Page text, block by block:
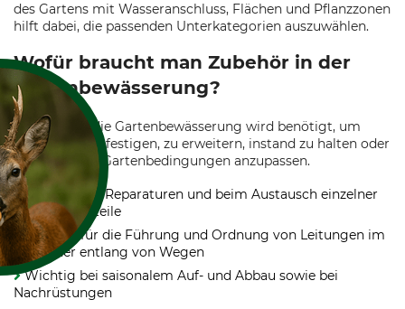
des Gartens mit Wasseranschluss, Flächen und Pflanzzonen
hilft dabei, die passenden Unterkategorien auszuwählen.
Wofür braucht man Zubehör in der
Gartenbewässerung?
Zubehör für die Gartenbewässerung wird benötigt, um
Systeme zu befestigen, zu erweitern, instand zu halten oder
an besondere Gartenbedingungen anzupassen.
Hilfreich bei Reparaturen und beim Austausch einzelner
Verbindungsteile
Nützlich für die Führung und Ordnung von Leitungen im
Beet oder entlang von Wegen
Wichtig bei saisonalem Auf- und Abbau sowie bei
Nachrüstungen
KEKSE?